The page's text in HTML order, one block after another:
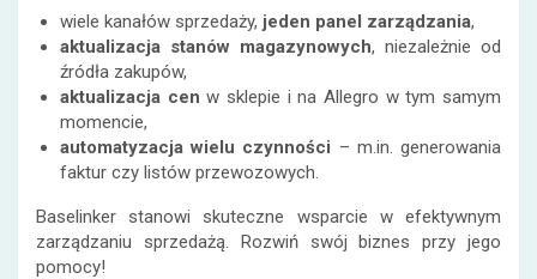
wiele kanałów sprzedaży, jeden panel zarządzania,
aktualizacja stanów magazynowych, niezależnie od
źródła zakupów,
aktualizacja cen w sklepie i na Allegro w tym samym
momencie,
automatyzacja wielu czynności – m.in. generowania
faktur czy listów przewozowych.
Baselinker stanowi skuteczne wsparcie w efektywnym
zarządzaniu sprzedażą. Rozwiń swój biznes przy jego
pomocy!